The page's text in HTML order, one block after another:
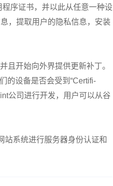
序证书，并以此从任意一种设
，提取用户的隐私信息，安装
且开始向外界提供更新补丁。
的设备是否会受到“Certifi-
公司进行开发，用户可以从谷
站系统进行服务器身份认证和